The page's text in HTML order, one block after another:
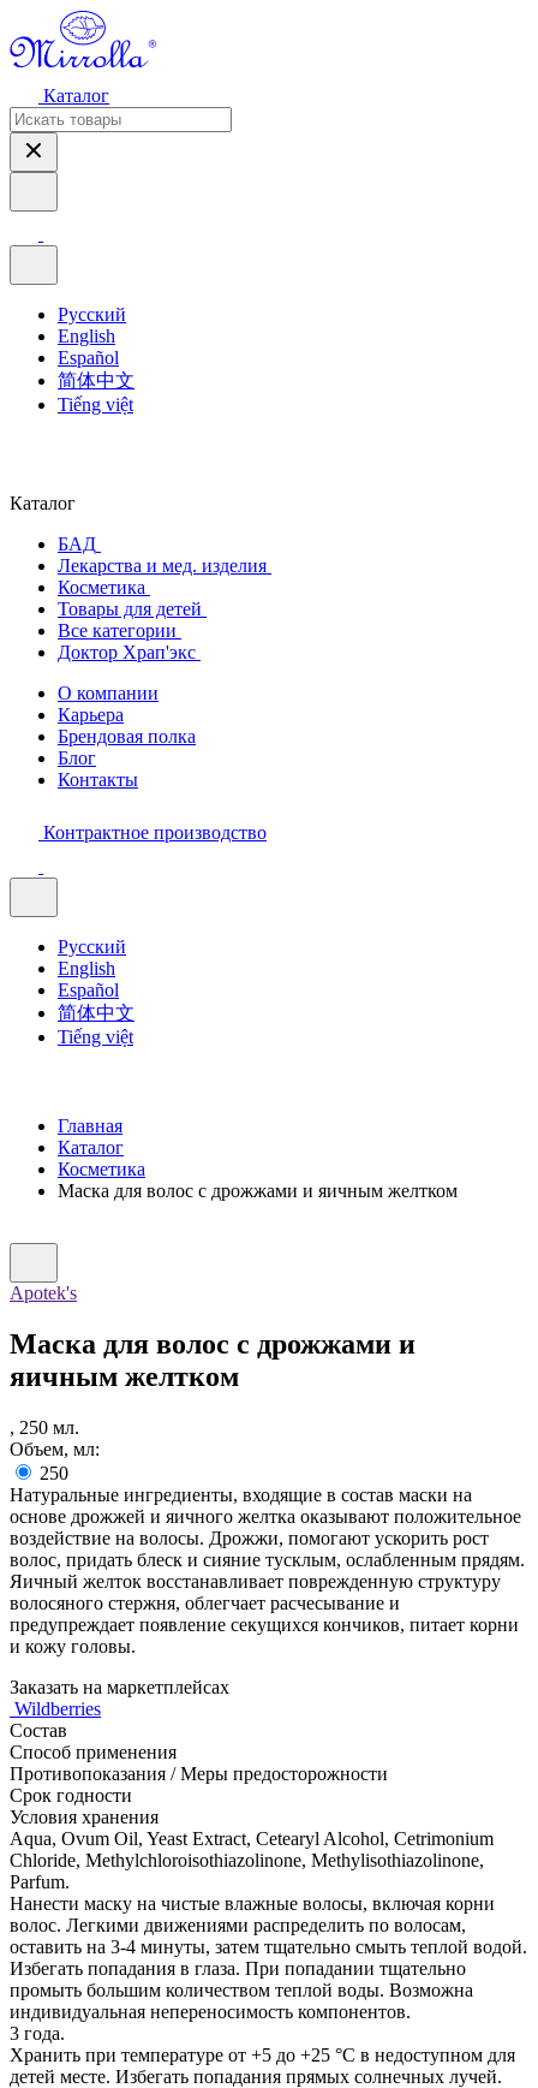
Каталог
Русский
English
Español
简体中文
Tiếng việt
Каталог
БАД
Лекарства и мед. изделия
Косметика
Товары для детей
Все категории
Доктор Храп'экс
О компании
Карьера
Брендовая полка
Блог
Контакты
Контрактное производство
Русский
English
Español
简体中文
Tiếng việt
Главная
Каталог
Косметика
Маска для волос c дрожжами и яичным желтком
Apotek's
Маска для волос c дрожжами и
яичным желтком
, 250 мл.
Объем, мл:
250
Натуральные ингредиенты, входящие в состав маски на
основе дрожжей и яичного желтка оказывают положительное
воздействие на волосы. Дрожжи, помогают ускорить рост
волос, придать блеск и сияние тусклым, ослабленным прядям.
Яичный желток восстанавливает поврежденную структуру
волосяного стержня, облегчает расчесывание и
предупреждает появление секущихся кончиков, питает корни
и кожу головы.
Заказать на маркетплейсах
Wildberries
Состав
Способ применения
Противопоказания / Меры предосторожности
Срок годности
Условия хранения
Aqua, Ovum Oil, Yeast Extract, Cetearyl Alcohol, Cetrimonium
Chloride, Methylchloroisothiazolinone, Methylisothiazolinone,
Parfum.
Нанести маску на чистые влажные волосы, включая корни
волос. Легкими движениями распределить по волосам,
оставить на 3-4 минуты, затем тщательно смыть теплой водой.
Избегать попадания в глаза. При попадании тщательно
промыть большим количеством теплой воды. Возможна
индивидуальная непереносимость компонентов.
3 года.
Хранить при температуре от +5 до +25 °C в недоступном для
детей месте. Избегать попадания прямых солнечных лучей.